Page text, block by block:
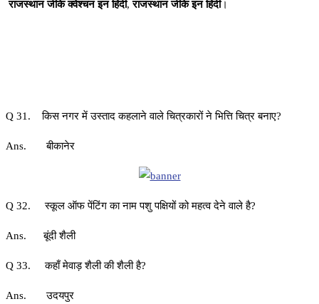
राजस्थान जीके क्वेश्चन इन हिंदी,राजस्थान जीके इन हिंदी।
Q 31. किस नगर में उस्ताद कहलाने वाले चित्रकारों ने भित्ति चित्र बनाए?
Ans. बीकानेर
Q 32. स्कूल ऑफ पेंटिंग का नाम पशु पक्षियों को महत्व देने वाले है?
Ans. बूंदी शैली
Q 33. कहाँ मेवाड़ शैली की शैली है?
Ans. उदयपुर